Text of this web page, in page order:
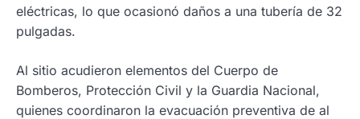
eléctricas, lo que ocasionó daños a una tubería de 32
pulgadas.
Al sitio acudieron elementos del Cuerpo de
Bomberos, Protección Civil y la Guardia Nacional,
quienes coordinaron la evacuación preventiva de al